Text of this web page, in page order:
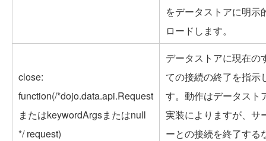
をデータストアに明示
ロードします。
close:
function(/*dojo.data.api.Request
またはkeywordArgsまたはnull
*/ request)
データストアに現在の
ての接続の終了を指示
す。動作はデータスト
実装によりますが、サ
ーとの接続を終了する